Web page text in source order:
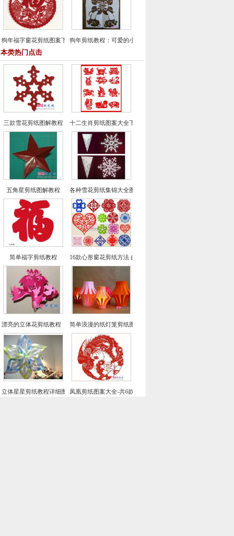
狗年福字窗花剪纸图案下载狗年剪纸教程：可爱的小狗窗花剪纸方法
本类热门点击
三款雪花剪纸图解教程 十二生肖剪纸图案大全下载
五角星剪纸图解教程 各种雪花剪纸集锦大全图解
简单福字剪纸教程 16款心形窗花剪纸方法 由简到难窗花剪纸教程大全
漂亮的立体花剪纸教程（一）简单浪漫的纸灯笼剪纸图解教程
立体星星剪纸教程详细图解凤凰剪纸图案大全-共6款